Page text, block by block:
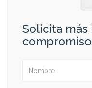
Solicita
compromiso